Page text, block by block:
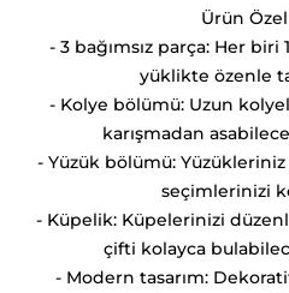
Ürün
- 3 bağımsız parça: Her
yüklikte özenle
- Kolye bölümü: Uzun
karışmadan
- Yüzük bölümü: Yüzükleriniz
seçimlerinizi
- Küpelik: Küpelerinizi
çifti kolayca
- Modern tasarım: